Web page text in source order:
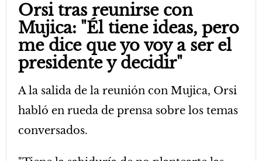
Orsi tras reunirse con
Mujica: "Él tiene ideas, pero
me dice que yo voy a ser el
presidente y decidir"
A la salida de la reunión con Mujica, Orsi
habló en rueda de prensa sobre los temas
conversados.